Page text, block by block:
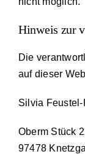
Hinweis zur
Die
auf dieser
Silvia
Oberm Stück
97478